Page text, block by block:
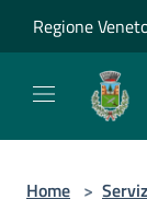
Regione
Home >